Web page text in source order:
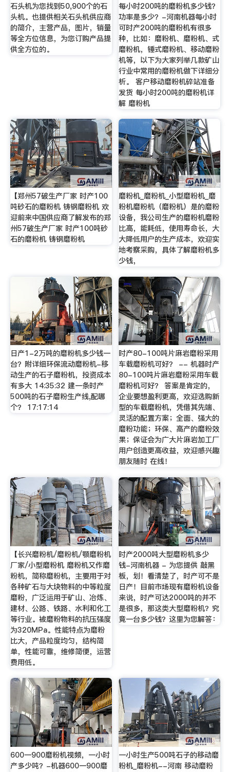
石头机为您找到50,900个的石
头机。也提供相关石头机供应商
的简介，主营产品，图片，销量
等全方位信息，为您订购产品提
供全方位的。
每小时200吨的磨粉机多少钱？
功率是多少？-河南机器每小时
可时产200吨的磨粉机有很多
种，比如：磨粉机、磨粉机、式
磨粉机，锤式磨粉机、移动磨粉
机等，以下为大家列举几款矿山
行业中常用的磨粉机做下详细分
析。 客户移动磨粉机碎站准备
发货 每小时200吨的磨粉机详
解 磨粉机
【郑州57破生产厂家 时产100
吨砂石的磨粉机 铸钢磨粉机 欢
迎前来中国供应商了解发布的郑
州57破生产厂家 时产100吨砂
石的磨粉机 铸钢磨粉机
磨粉机_磨粉机_小型磨粉机_磨
粉机磨粉机（磨粉机）是的磨粉
设备，我公司生产的磨粉机磨粉
比高，能耗低，使用寿命长，大
大降低用户的生产成本，欢迎实
地考察采购，具体了解磨粉机多
少钱，
日产1-2万吨的磨粉机多少钱一
台？附详细环保流动磨粉机-移
动生产的石子磨粉机，投资成本
有多大 14:35:32 建一条时产
500吨的石子磨粉生产线,配哪
个？ 17:17:14
时产80-100吨片麻岩磨粉采用
车载磨粉机可好？ -- 机器时产
80-100吨片麻岩磨粉采用车载
磨粉机可好？ 答案是肯定的，
企业要想盈利更高，欢迎选购新
型的车载磨粉机，凭借其先端、
灵活的配置方案；全面、强大的
磨粉功能；环保、高产的磨粉效
果；保证会为广大片麻岩加工厂
用户创造更高收益，欢迎感兴趣
朋友随时 在线！
【长兴磨粉机/磨粉机/颚磨粉机
厂家/小型磨粉机 磨粉机又作磨
粉机，简称磨粉机，主要用于对
各种矿石与大块物料的中等粒度
磨粉，广泛运用于矿山、冶炼、
建材、公路、铁路、水利和化工
等行业。被磨粉物料的抗压强度
为320MPa。性能特点为磨粉
比大，产品粒度均匀，结构简
单，性能可靠，维修简便，运营
费用低。
时产2000吨大型磨粉机多少
钱-河南机器 - 为您提供 敲黑
板，划！看清楚了，时产可不是
日产！目前市场现有磨粉机设备
来说，时产可达2000吨的并不
是很多，那这类大型磨粉机？究
竟一台多少钱？这里为您解答：
600一900磨粉机视频，一小时
产多少吨？-机器600一900磨
一小时生产500吨石子的移动磨
粉机_磨粉机--河南 移动磨粉